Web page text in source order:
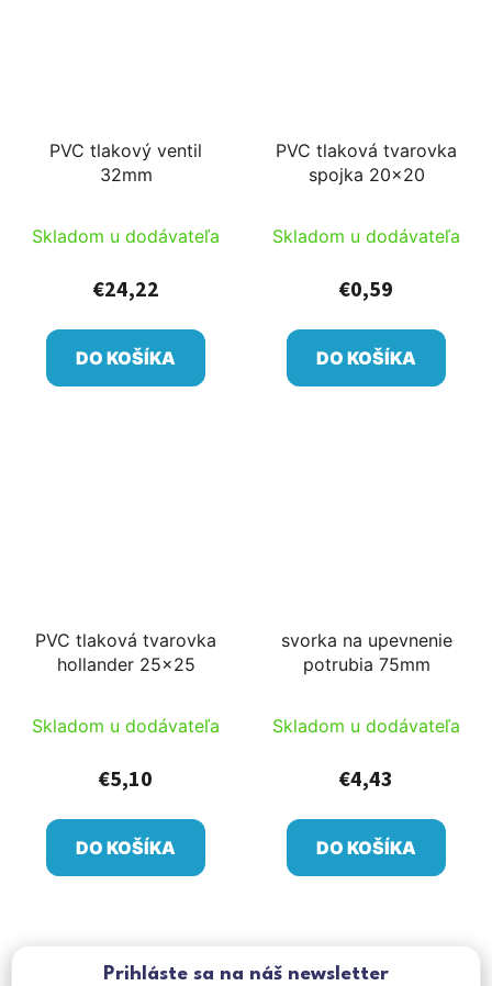
PVC tlakový ventil
32mm
Skladom u dodávateľa
€24,22
DO KOŠÍKA
PVC tlaková tvarovka
spojka 20x20
Skladom u dodávateľa
€0,59
DO KOŠÍKA
PVC tlaková tvarovka
hollander 25x25
Skladom u dodávateľa
€5,10
DO KOŠÍKA
svorka na upevnenie
potrubia 75mm
Skladom u dodávateľa
€4,43
DO KOŠÍKA
Prihláste sa na náš newsletter